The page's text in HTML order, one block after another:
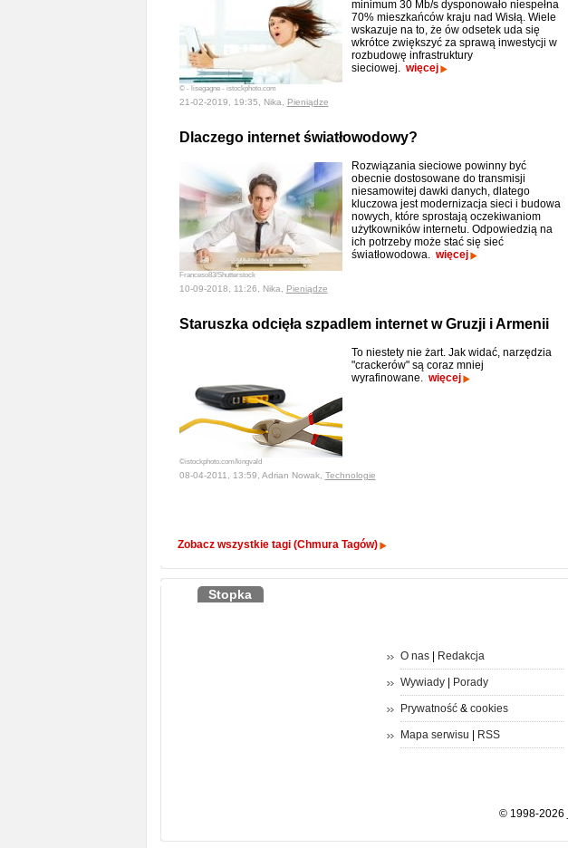
© - lisegagne - istockphoto.com
minimum 30 Mb/s dysponowało niespełna
70% mieszkańców kraju nad Wisłą. Wiele
wskazuje na to, że ów odsetek uda się
wkrótce zwiększyć za sprawą inwestycji w
rozbudowę infrastruktury
sieciowej. więcej
21-02-2019, 19:35, Nika, Pieniądze
Dlaczego internet światłowodowy?
Franceso83/Shutterstock
Rozwiązania sieciowe powinny być
obecnie dostosowane do transmisji
niesamowitej dawki danych, dlatego
kluczowa jest modernizacja sieci i budowa
nowych, które sprostają oczekiwaniom
użytkowników internetu. Odpowiedzią na
ich potrzeby może stać się sieć
światłowodowa. więcej
10-09-2018, 11:26, Nika, Pieniądze
Staruszka odcięła szpadlem internet w Gruzji i Armenii
©istockphoto.com/kingvald
To niestety nie żart. Jak widać, narzędzia
"crackerów" są coraz mniej
wyrafinowane. więcej
08-04-2011, 13:59, Adrian Nowak, Technologie
Zobacz wszystkie tagi (Chmura Tagów)
Stopka
O nas| Redakcja
Wywiady| Porady
Prywatność& cookies
Mapa serwisu RSS
© 1998-2026